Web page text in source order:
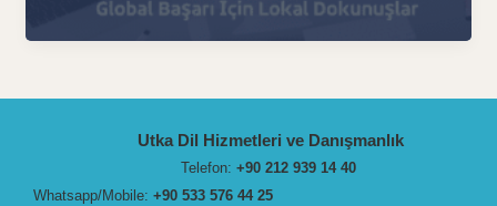
Lokalizasyonu:
Utka Dil Hizmetleri ve Danışmanlık
Telefon: +90 212 939 14 40
Whatsapp/Mobile: +90 533 576 44 25